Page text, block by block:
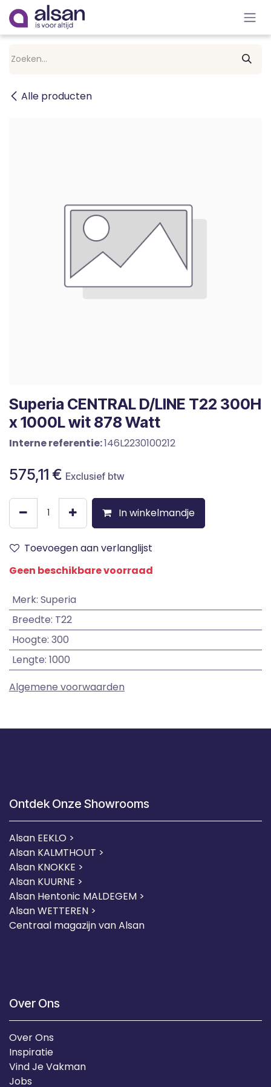
Overslaan naar inhoud
Alle producten
Superia CENTRAL D/LINE T22 300H
x 1000L wit 878 Watt
Interne referentie:146L2230100212
575,11 € Exclusief btw
In winkelmandje
Toevoegen aan verlanglijst
Geen beschikbare voorraad
Merk: Superia
Breedte: T22
Hoogte: 300
Lengte: 1000
Algemene voorwaarden
Ontdek Onze Showrooms
Alsan EEKLO >
Alsan KALMTHOUT >
Alsan KNOKKE >
Alsan KUURNE >
Alsan Hentonic MALDEGEM >
Alsan WETTEREN >
Centraal magazijn van Alsan
Over Ons
Over Ons
Inspiratie
Vind Je Vakman
Jobs